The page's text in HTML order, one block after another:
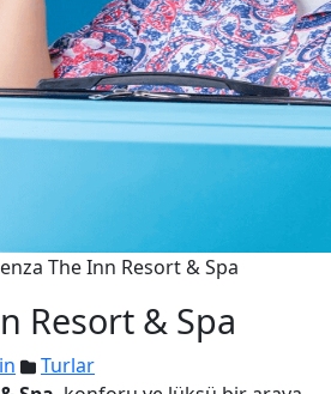
The Inn Resort & Spa
Resort & Spa
Turlar